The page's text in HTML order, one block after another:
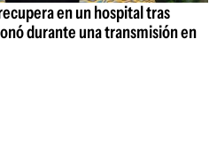
en un hospital tras
durante una transmisión en